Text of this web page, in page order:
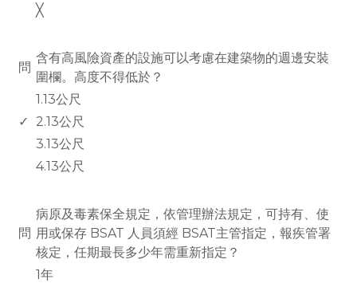
╳
問
含有高風險資產的設施可以考慮在建築物的週邊安裝
圍欄。高度不得低於？
1.13公尺
✓
2.13公尺
3.13公尺
4.13公尺
問
病原及毒素保全規定，依管理辦法規定，可持有、使
用或保存 BSAT 人員須經 BSAT主管指定，報疾管署
核定，任期最長多少年需重新指定？
1年